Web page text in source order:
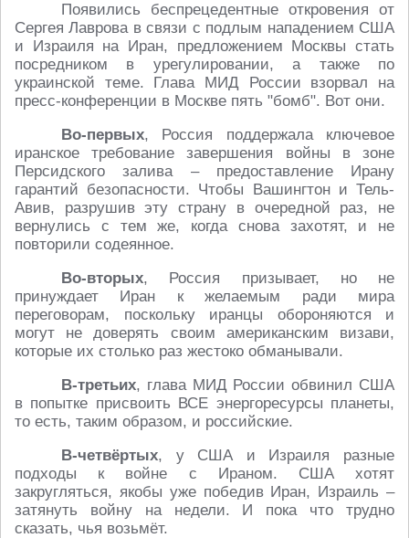
Появились беспрецедентные откровения от
Сергея Лаврова в связи с подлым нападением США
и Израиля на Иран, предложением Москвы стать
посредником в урегулировании, а также по
украинской теме. Глава МИД России взорвал на
пресс-конференции в Москве пять "бомб". Вот они.
Во-первых, Россия поддержала ключевое
иранское требование завершения войны в зоне
Персидского залива – предоставление Ирану
гарантий безопасности. Чтобы Вашингтон и Тель-
Авив, разрушив эту страну в очередной раз, не
вернулись с тем же, когда снова захотят, и не
повторили содеянное.
Во-вторых, Россия призывает, но не
принуждает Иран к желаемым ради мира
переговорам, поскольку иранцы обороняются и
могут не доверять своим американским визави,
которые их столько раз жестоко обманывали.
В-третьих, глава МИД России обвинил США
в попытке присвоить ВСЕ энергоресурсы планеты,
то есть, таким образом, и российские.
В-четвёртых, у США и Израиля разные
подходы к войне с Ираном. США хотят
закругляться, якобы уже победив Иран, Израиль –
затянуть войну на недели. И пока что трудно
сказать, чья возьмёт.